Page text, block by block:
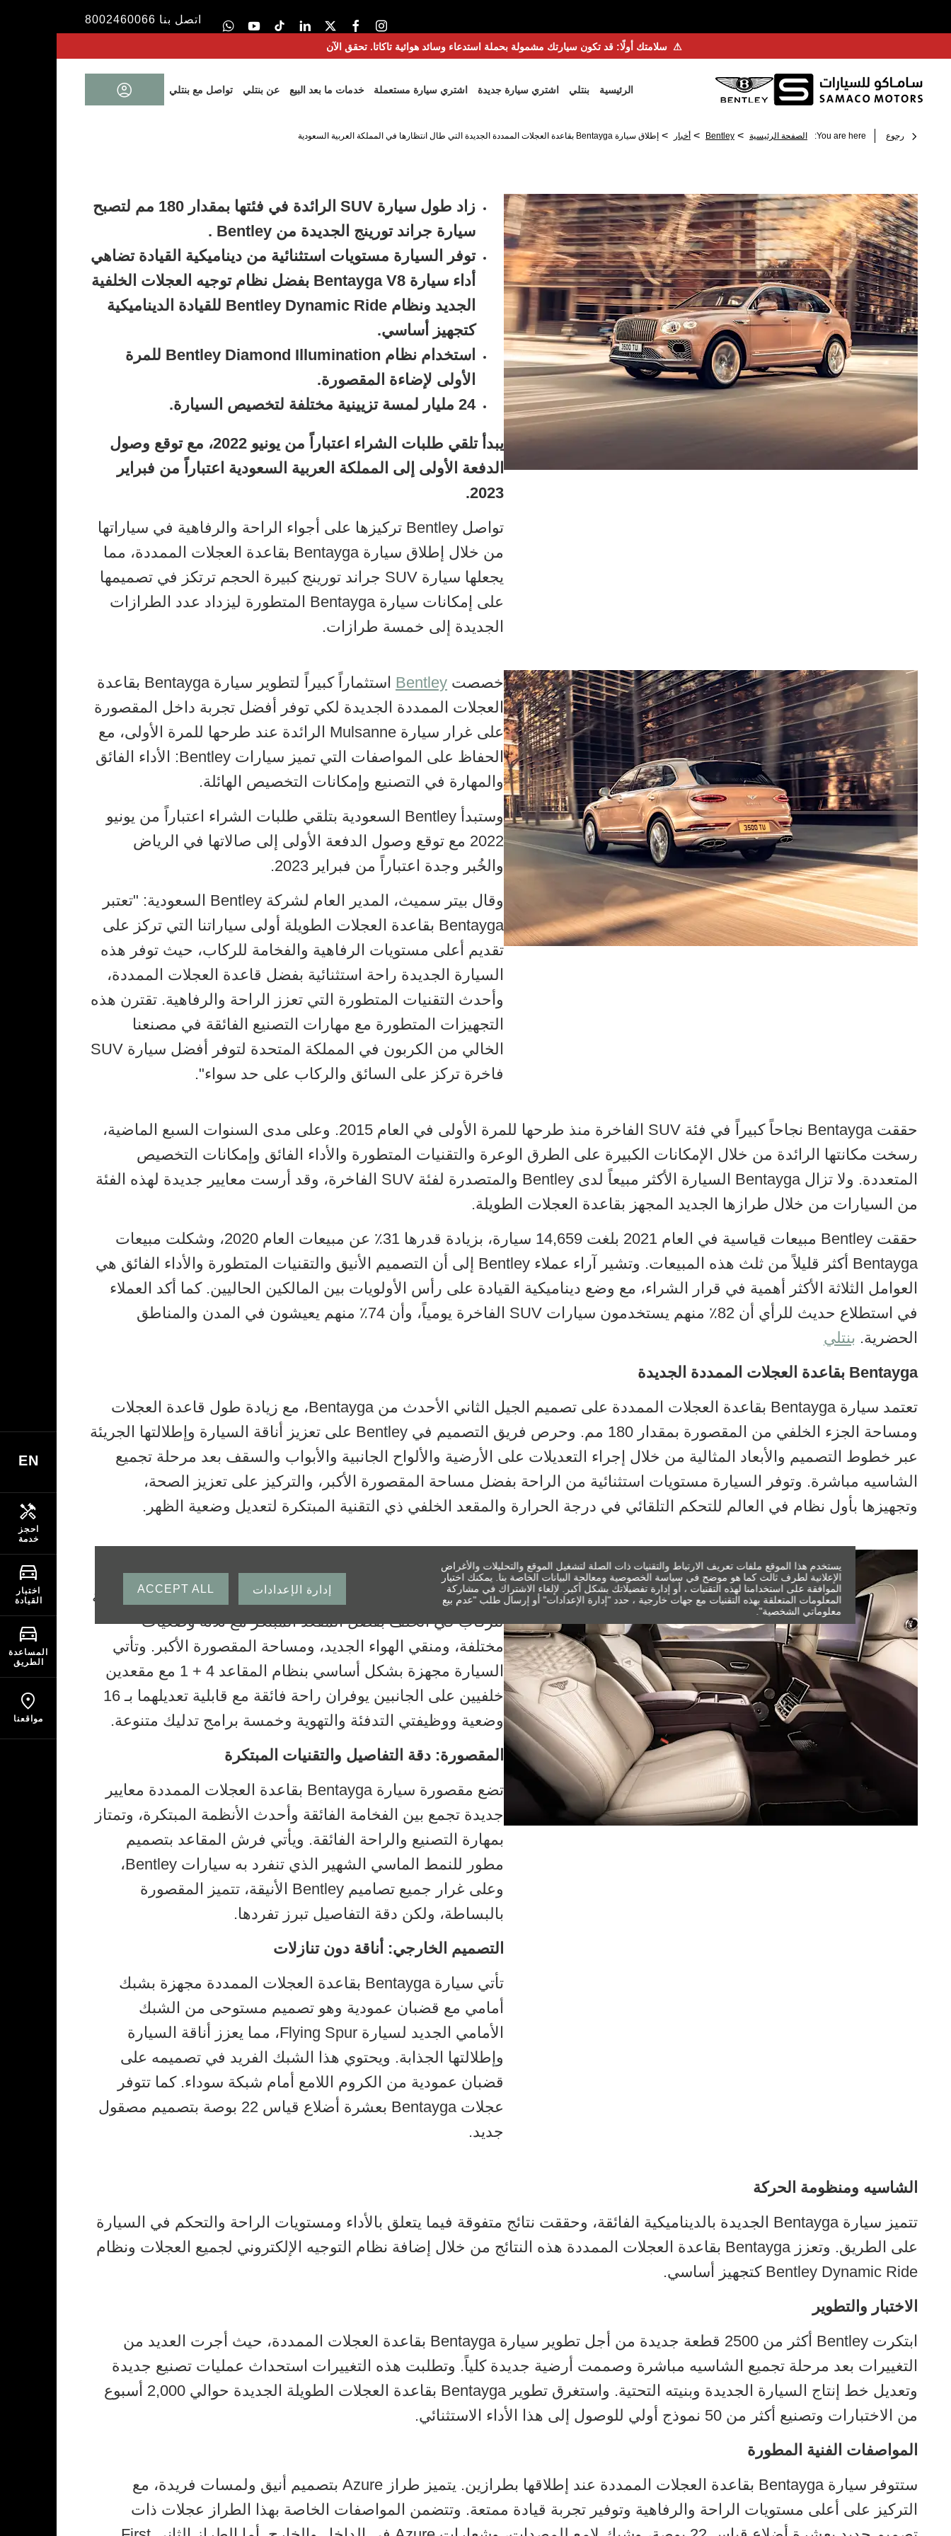
يستخدم هذا الموقع ملفات تعريف الارتباط والتقنيات ذات الصلة لتشغيل الموقع والتحليلات والأغراض
الإعلانية لطرف ثالث كما هو موضح في سياسة الخصوصية ومعالجة البيانات الخاصة بنا. يمكنك اختيار
الموافقة على استخدامنا لهذه التقنيات ، أو إدارة تفضيلاتك بشكل أكبر. لإلغاء الاشتراك في مشاركة
المعلومات المتعلقة بهذه التقنيات مع جهات خارجية ، حدد "إدارة الإعدادات" أو إرسال طلب "عدم بيع
معلوماتي الشخصية".
إدارة الإعدادات ACCEPT ALL
EN
احجز
خدمة
اختبار
القيادة
المساعدة
الطريق
مواقعنا
اتصل بنا 8002460066
⚠ سلامتك أولًا: قد تكون سيارتك مشمولة بحملة استدعاء وسائد هوائية تاكاتا. تحقق الآن
الرئيسية بنتلي اشتري سيارة جديدة اشتري سيارة مستعملة خدمات ما بعد البيع عن بنتلي تواصل مع بنتلي
رجوع You are here: الصفحة الرئيسية >
Bentley
> أخبار > إطلاق سيارة Bentayga بقاعدة العجلات الممددة الجديدة التي طال انتظارها في المملكة العربية السعودية
زاد طول سيارة
SUV الرائدة في فئتها بمقدار 180 مم لتصبح
سيارة جراند تورينج الجديدة من Bentley .
توفر السيارة مستويات استثنائية من ديناميكية القيادة تضاهي
أداء سيارة
Bentayga V8 بفضل نظام توجيه العجلات الخلفية
الجديد ونظام
Bentley Dynamic Ride للقيادة الديناميكية
كتجهيز أساسي.
استخدام نظام
Bentley Diamond Illumination للمرة
الأولى لإضاءة المقصورة.
24 مليار لمسة تزيينية مختلفة لتخصيص السيارة.
يبدأ تلقي طلبات الشراء اعتباراً من يونيو 2022، مع توقع وصول
الدفعة الأولى إلى المملكة العربية السعودية اعتباراً من فبراير
2023.
تواصل Bentley تركيزها على أجواء الراحة والرفاهية في سياراتها
من خلال إطلاق سيارة Bentayga بقاعدة العجلات الممددة، مما
يجعلها سيارة SUV جراند تورينج كبيرة الحجم ترتكز في تصميمها
على إمكانات سيارة Bentayga المتطورة ليزداد عدد الطرازات
الجديدة إلى خمسة طرازات.
خصصت Bentley
استثماراً كبيراً لتطوير سيارة Bentayga بقاعدة
العجلات الممددة الجديدة لكي توفر أفضل تجربة داخل المقصورة
على غرار سيارة Mulsanne الرائدة عند طرحها للمرة الأولى، مع
الحفاظ على المواصفات التي تميز سيارات Bentley: الأداء الفائق
والمهارة في التصنيع وإمكانات التخصيص الهائلة.
وستبدأ Bentley السعودية بتلقي طلبات الشراء اعتباراً من يونيو
2022 مع توقع وصول الدفعة الأولى إلى صالاتها في الرياض
والخُبر وجدة اعتباراً من فبراير 2023.
وقال بيتر سميث، المدير العام لشركة Bentley السعودية: "تعتبر
Bentayga بقاعدة العجلات الطويلة أولى سياراتنا التي تركز على
تقديم أعلى مستويات الرفاهية والفخامة للركاب، حيث توفر هذه
السيارة الجديدة راحة استثنائية بفضل قاعدة العجلات الممددة،
وأحدث التقنيات المتطورة التي تعزز الراحة والرفاهية. تقترن هذه
التجهيزات المتطورة مع مهارات التصنيع الفائقة في مصنعنا
الخالي من الكربون في المملكة المتحدة لتوفر أفضل سيارة SUV
فاخرة تركز على السائق والركاب على حد سواء".
حققت Bentayga نجاحاً كبيراً في فئة SUV الفاخرة منذ طرحها للمرة الأولى في العام 2015. وعلى مدى السنوات السبع الماضية،
رسخت مكانتها الرائدة من خلال الإمكانات الكبيرة على الطرق الوعرة والتقنيات المتطورة والأداء الفائق وإمكانات التخصيص
المتعددة. ولا تزال Bentayga السيارة الأكثر مبيعاً لدى Bentley والمتصدرة لفئة SUV الفاخرة، وقد أرست معايير جديدة لهذه الفئة
من السيارات من خلال طرازها الجديد المجهز بقاعدة العجلات الطويلة.
حققت Bentley مبيعات قياسية في العام 2021 بلغت 14,659 سيارة، بزيادة قدرها 31٪ عن مبيعات العام 2020، وشكلت مبيعات
Bentayga أكثر قليلاً من ثلث هذه المبيعات. وتشير آراء عملاء Bentley إلى أن التصميم الأنيق والتقنيات المتطورة والأداء الفائق هي
العوامل الثلاثة الأكثر أهمية في قرار الشراء، مع وضع ديناميكية القيادة على رأس الأولويات بين المالكين الحاليين. كما أكد العملاء
في استطلاع حديث للرأي أن 82٪ منهم يستخدمون سيارات SUV الفاخرة يومياً، وأن 74٪ منهم يعيشون في المدن والمناطق
الحضرية. بنتلي
Bentayga بقاعدة العجلات الممددة الجديدة
تعتمد سيارة Bentayga بقاعدة العجلات الممددة على تصميم الجيل الثاني الأحدث من Bentayga، مع زيادة طول قاعدة العجلات
ومساحة الجزء الخلفي من المقصورة بمقدار 180 مم. وحرص فريق التصميم في Bentley على تعزيز أناقة السيارة وإطلالتها الجريئة
عبر خطوط التصميم والأبعاد المثالية من خلال إجراء التعديلات على الأرضية والألواح الجانبية والأبواب والسقف بعد مرحلة تجميع
الشاسيه مباشرة. وتوفر السيارة مستويات استثنائية من الراحة بفضل مساحة المقصورة الأكبر، والتركيز على تعزيز الصحة،
وتجهيزها بأول نظام في العالم للتحكم التلقائي في درجة الحرارة والمقعد الخلفي ذي التقنية المبتكرة لتعديل وضعية الظهر.
تجهيزات الراحة والرفاهية
توفر Bentayga بقاعدة العجلات الممددة أعلى مستويات الرفاهية
للركاب في الخلف بفضل المقعد المبتكر مع ثلاثة وضعيات
مختلفة، ومنقي الهواء الجديد، ومساحة المقصورة الأكبر. وتأتي
السيارة مجهزة بشكل أساسي بنظام المقاعد 4 + 1 مع مقعدين
خلفيين على الجانبين يوفران راحة فائقة مع قابلية تعديلهما بـ 16
وضعية ووظيفتي التدفئة والتهوية وخمسة برامج تدليك متنوعة.
المقصورة: دقة التفاصيل والتقنيات المبتكرة
تضع مقصورة سيارة Bentayga بقاعدة العجلات الممددة معايير
جديدة تجمع بين الفخامة الفائقة وأحدث الأنظمة المبتكرة، وتمتاز
بمهارة التصنيع والراحة الفائقة. ويأتي فرش المقاعد بتصميم
مطور للنمط الماسي الشهير الذي تنفرد به سيارات Bentley،
وعلى غرار جميع تصاميم Bentley الأنيقة، تتميز المقصورة
بالبساطة، ولكن دقة التفاصيل تبرز تفردها.
التصميم الخارجي: أناقة دون تنازلات
تأتي سيارة Bentayga بقاعدة العجلات الممددة مجهزة بشبك
أمامي مع قضبان عمودية وهو تصميم مستوحى من الشبك
الأمامي الجديد لسيارة Flying Spur، مما يعزز أناقة السيارة
وإطلالتها الجذابة. ويحتوي هذا الشبك الفريد في تصميمه على
قضبان عمودية من الكروم اللامع أمام شبكة سوداء. كما تتوفر
عجلات Bentayga بعشرة أضلاع قياس 22 بوصة بتصميم مصقول
جديد.
الشاسيه ومنظومة الحركة
تتميز سيارة Bentayga الجديدة بالديناميكية الفائقة، وحققت نتائج متفوقة فيما يتعلق بالأداء ومستويات الراحة والتحكم في السيارة
على الطريق. وتعزز Bentayga بقاعدة العجلات الممددة هذه النتائج من خلال إضافة نظام التوجيه الإلكتروني لجميع العجلات ونظام
Bentley Dynamic Ride كتجهيز أساسي.
الاختبار والتطوير
ابتكرت Bentley أكثر من 2500 قطعة جديدة من أجل تطوير سيارة Bentayga بقاعدة العجلات الممددة، حيث أجرت العديد من
التغييرات بعد مرحلة تجميع الشاسيه مباشرة وصممت أرضية جديدة كلياً. وتطلبت هذه التغييرات استحداث عمليات تصنيع جديدة
وتعديل خط إنتاج السيارة الجديدة وبنيته التحتية. واستغرق تطوير Bentayga بقاعدة العجلات الطويلة الجديدة حوالي 2,000 أسبوع
من الاختبارات وتصنيع أكثر من 50 نموذج أولي للوصول إلى هذا الأداء الاستثنائي.
المواصفات الفنية المطورة
ستتوفر سيارة Bentayga بقاعدة العجلات الممددة عند إطلاقها بطرازين. يتميز طراز Azure بتصميم أنيق ولمسات فريدة، مع
التركيز على أعلى مستويات الراحة والرفاهية وتوفير تجربة قيادة ممتعة. وتتضمن المواصفات الخاصة بهذا الطراز عجلات ذات